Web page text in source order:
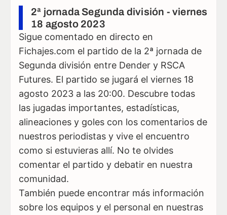
2ª jornada Segunda división - viernes
18 agosto 2023
Sigue comentado en directo en
Fichajes.com el partido de la 2ª jornada de
Segunda división entre Dender y RSCA
Futures. El partido se jugará el viernes 18
agosto 2023 a las 20:00. Descubre todas
las jugadas importantes, estadísticas,
alineaciones y goles con los comentarios de
nuestros periodistas y vive el encuentro
como si estuvieras allí. No te olvides
comentar el partido y debatir en nuestra
comunidad.
También puede encontrar más información
sobre los equipos y el personal en nuestras